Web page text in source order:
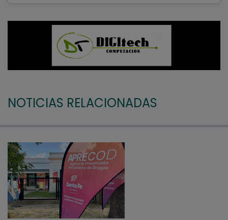
NOTICIAS RELACIONADAS